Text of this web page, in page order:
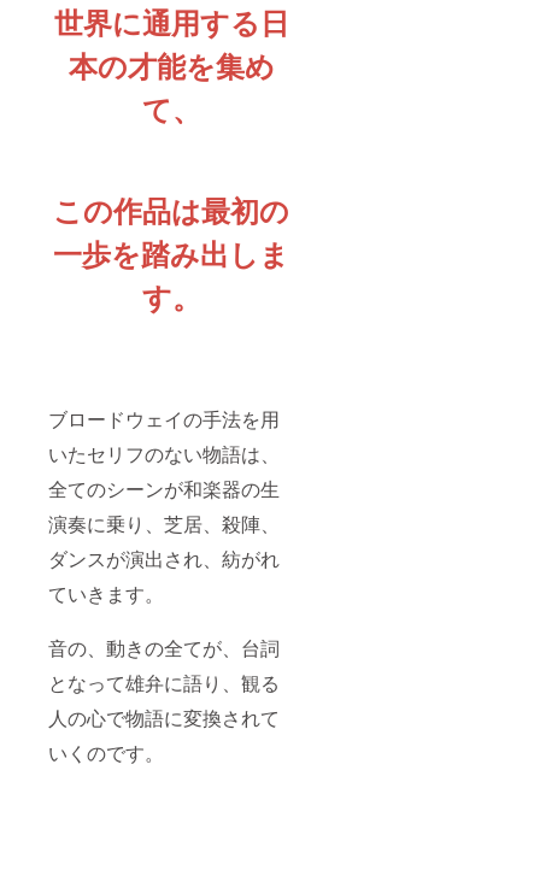
世界に通用する日
本の才能を集め
て、
この作品は最初の
一歩を踏み出しま
す。
ブロードウェイの手法を用
いたセリフのない物語は、
全てのシーンが和楽器の生
演奏に乗り、芝居、殺陣、
ダンスが演出され、紡がれ
ていきます。
音の、動きの全てが、台詞
となって雄弁に語り、観る
人の心で物語に変換されて
いくのです。